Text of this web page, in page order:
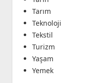
Tarım
Teknoloji
Tekstil
Turizm
Yaşam
Yemek